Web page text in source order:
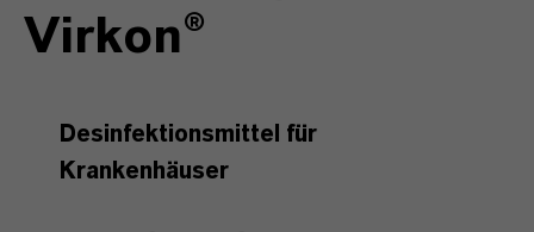
Virkon®
Desinfektionsmittel für
Krankenhäuser